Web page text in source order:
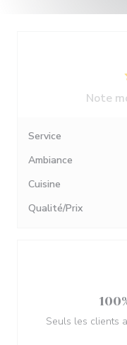
Note
Service
Ambiance
Cuisine
Qualité/Prix
Seuls les clients